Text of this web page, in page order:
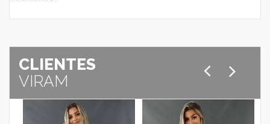
CLIENTES
VIRAM